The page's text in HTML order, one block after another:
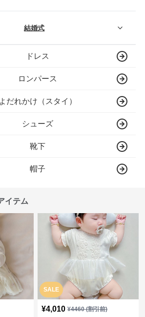
結婚式
ドレス
ロンパース
よだれかけ（スタイ）
シューズ
靴下
帽子
イテム
SALE
¥4,010 ¥4460(割引前)